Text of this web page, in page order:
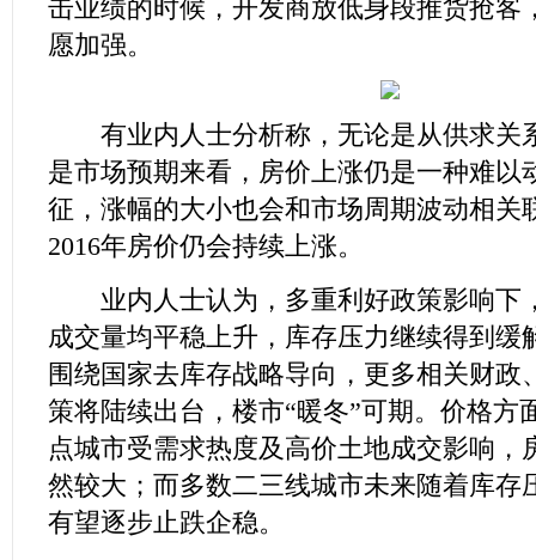
击业绩的时候，开发商放低身段推货抢客
愿加强。
有业内人士分析称，无论是从供求关
是市场预期来看，房价上涨仍是一种难以
征，涨幅的大小也会和市场周期波动相关
2016年房价仍会持续上涨。
业内人士认为，多重利好政策影响下
成交量均平稳上升，库存压力继续得到缓
围绕国家去库存战略导向，更多相关财政
策将陆续出台，楼市“暖冬”可期。价格方
点城市受需求热度及高价土地成交影响，
然较大；而多数二三线城市未来随着库存
有望逐步止跌企稳。